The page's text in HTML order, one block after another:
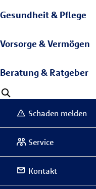
Gesundheit & Pflege
Vorsorge & Vermögen
Beratung & Ratgeber
Schaden melden
Service
Kontakt